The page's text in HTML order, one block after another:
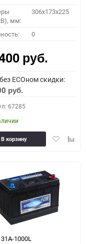
мм:
306x173x225
0
руб.
ECOном скидки:
руб.
67285
Добавить
В корзину
31A-1000L